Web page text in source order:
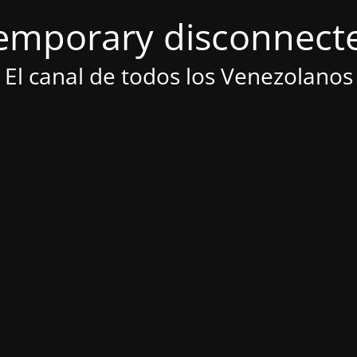
El canal de todos los Venezolanos